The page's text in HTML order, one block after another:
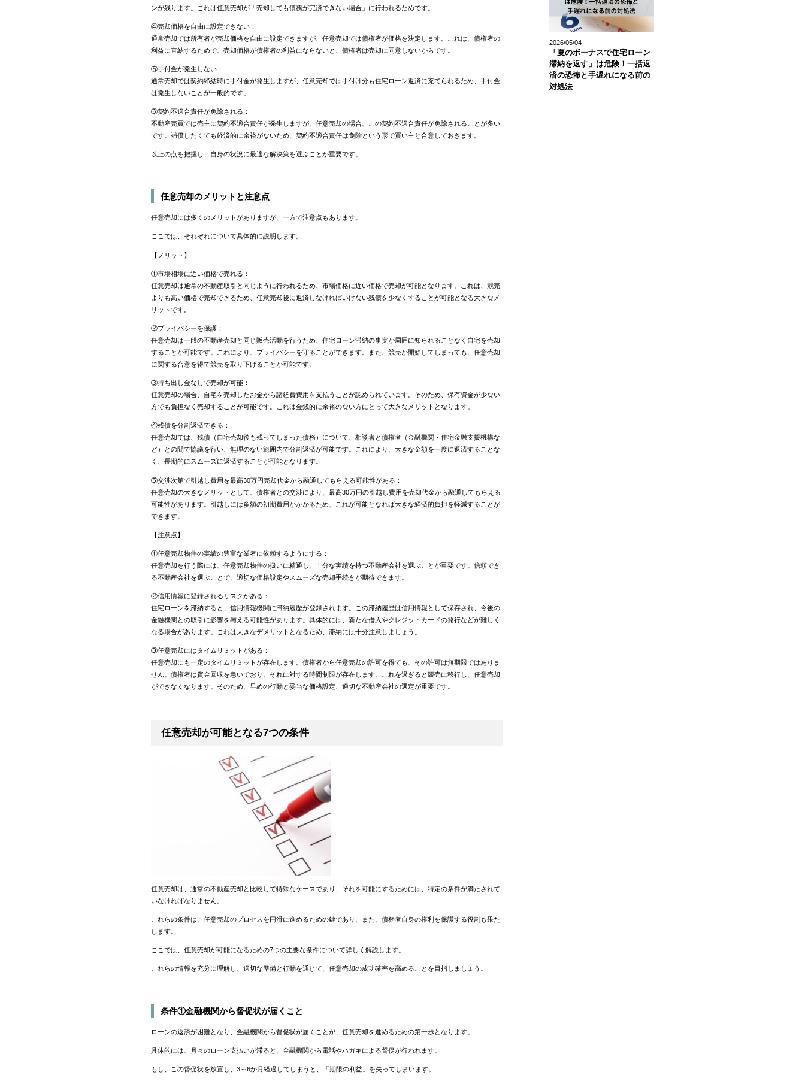
ンが残ります。これは任意売却が「売却しても債務が完済できない場合」に行われるためです。
④売却価格を自由に設定できない：
通常売却では所有者が売却価格を自由に設定できますが、任意売却では債権者が価格を決定します。これは、債権者の
利益に直結するためで、売却価格が債権者の利益にならないと、債権者は売却に同意しないからです。
⑤手付金が発生しない：
通常売却では契約締結時に手付金が発生しますが、任意売却では手付け分も住宅ローン返済に充てられるため、手付金
は発生しないことが一般的です。
⑥契約不適合責任が免除される：
不動産売買では売主に契約不適合責任が発生しますが、任意売却の場合、この契約不適合責任が免除されることが多い
です。補償したくても経済的に余裕がないため、契約不適合責任は免除という形で買い主と合意しておきます。
以上の点を把握し、自身の状況に最適な解決策を選ぶことが重要です。
任意売却のメリットと注意点
任意売却には多くのメリットがありますが、一方で注意点もあります。
ここでは、それぞれについて具体的に説明します。
【メリット】
①市場相場に近い価格で売れる：
任意売却は通常の不動産取引と同じように行われるため、市場価格に近い価格で売却が可能となります。これは、競売
よりも高い価格で売却できるため、任意売却後に返済しなければいけない残債を少なくすることが可能となる大きなメ
リットです。
②プライバシーを保護：
任意売却は一般の不動産売却と同じ販売活動を行うため、住宅ローン滞納の事実が周囲に知られることなく自宅を売却
することが可能です。これにより、プライバシーを守ることができます。また、競売が開始してしまっても、任意売却
に関する合意を得て競売を取り下げることが可能です。
③持ち出し金なしで売却が可能：
任意売却の場合、自宅を売却したお金から諸経費費用を支払うことが認められています。そのため、保有資金が少ない
方でも負担なく売却することが可能です。これは金銭的に余裕のない方にとって大きなメリットとなります。
④残債を分割返済できる：
任意売却では、残債（自宅売却後も残ってしまった債務）について、相談者と債権者（金融機関・住宅金融支援機構な
ど）との間で協議を行い、無理のない範囲内で分割返済が可能です。これにより、大きな金額を一度に返済することな
く、長期的にスムーズに返済することが可能となります。
⑤交渉次第で引越し費用を最高30万円売却代金から融通してもらえる可能性がある：
任意売却の大きなメリットとして、債権者との交渉により、最高30万円の引越し費用を売却代金から融通してもらえる
可能性があります。引越しには多額の初期費用がかかるため、これが可能となれば大きな経済的負担を軽減することが
できます。
【注意点】
①任意売却物件の実績の豊富な業者に依頼するようにする：
任意売却を行う際には、任意売却物件の扱いに精通し、十分な実績を持つ不動産会社を選ぶことが重要です。信頼でき
る不動産会社を選ぶことで、適切な価格設定やスムーズな売却手続きが期待できます。
②信用情報に登録されるリスクがある：
住宅ローンを滞納すると、信用情報機関に滞納履歴が登録されます。この滞納履歴は信用情報として保存され、今後の
金融機関との取引に影響を与える可能性があります。具体的には、新たな借入やクレジットカードの発行などが難しく
なる場合があります。これは大きなデメリットとなるため、滞納には十分注意しましょう。
③任意売却にはタイムリミットがある：
任意売却にも一定のタイムリミットが存在します。債権者から任意売却の許可を得ても、その許可は無期限ではありま
せん。債権者は資金回収を急いでおり、それに対する時間制限が存在します。これを過ぎると競売に移行し、任意売却
ができなくなります。そのため、早めの行動と妥当な価格設定、適切な不動産会社の選定が重要です。
任意売却が可能となる7つの条件
任意売却は、通常の不動産売却と比較して特殊なケースであり、それを可能にするためには、特定の条件が満たされて
いなければなりません。
これらの条件は、任意売却のプロセスを円滑に進めるための鍵であり、また、債務者自身の権利を保護する役割も果た
します。
ここでは、任意売却が可能になるための7つの主要な条件について詳しく解説します。
これらの情報を充分に理解し、適切な準備と行動を通じて、任意売却の成功確率を高めることを目指しましょう。
条件①金融機関から督促状が届くこと
ローンの返済が困難となり、金融機関から督促状が届くことが、任意売却を進めるための第一歩となります。
具体的には、月々のローン支払いが滞ると、金融機関から電話やハガキによる督促が行われます。
もし、この督促状を放置し、3～6か月経過してしまうと、「期限の利益」を失ってしまいます。
2026/05/04
「夏のボーナスで住宅ローン
滞納を返す」は危険！一括返
済の恐怖と手遅れになる前の
対処法